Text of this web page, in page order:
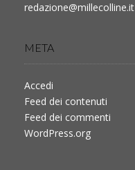
redazione@millecolline.it
META
Accedi
Feed dei contenuti
Feed dei commenti
WordPress.org